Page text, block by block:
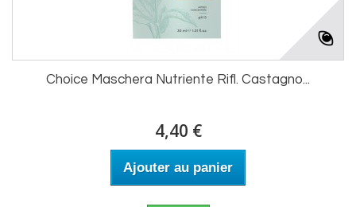
Choice Maschera Nutriente Rifl. Castagno...
4,40 €
Ajouter au panier